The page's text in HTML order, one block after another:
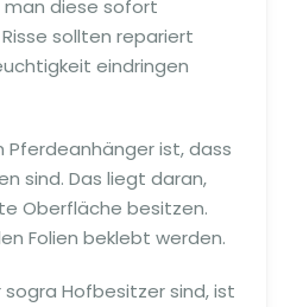
diese sofort
sollten repariert
eindringen
Pferdeanhänger ist, dass
sind. Das liegt daran,
Oberfläche besitzen.
Folien beklebt werden.
Hofbesitzer sind, ist